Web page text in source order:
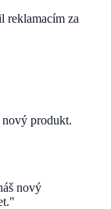
reklamacím za
nový produkt.
nový